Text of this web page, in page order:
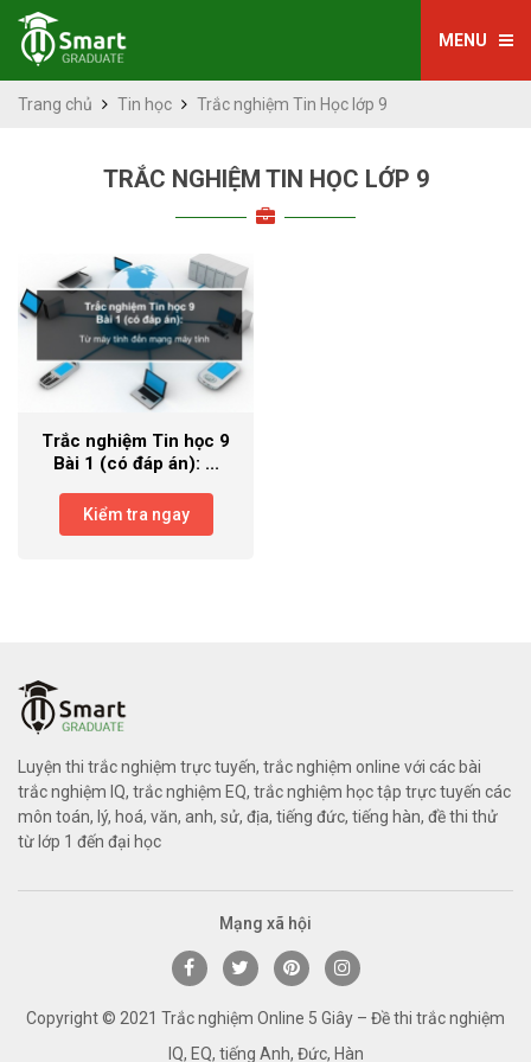
MENU
Trang chủ Tin học Trắc nghiệm Tin Học lớp 9
TRẮC NGHIỆM TIN HỌC LỚP 9
Trắc nghiệm Tin học 9
Bài 1 (có đáp án): ...
Kiểm tra ngay
Luyện thi trắc nghiệm trực tuyến, trắc nghiệm online với các bài
trắc nghiệm IQ, trắc nghiệm EQ, trắc nghiệm học tập trực tuyến các
môn toán, lý, hoá, văn, anh, sử, địa, tiếng đức, tiếng hàn, đề thi thử
từ lớp 1 đến đại học
Mạng xã hội
Copyright © 2021 Trắc nghiệm Online 5 Giây – Đề thi trắc nghiệm
IQ, EQ, tiếng Anh, Đức, Hàn